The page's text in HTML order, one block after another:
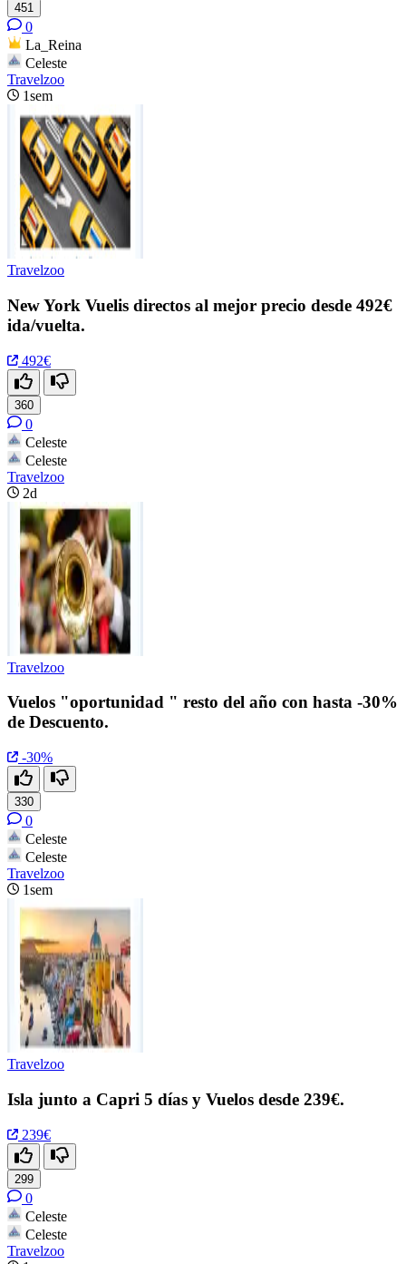
451
0
La_Reina
Celeste
Travelzoo
1sem
Travelzoo
New York Vuelis directos al mejor precio desde 492€
ida/vuelta.
492€
360
0
Celeste
Celeste
Travelzoo
2d
Travelzoo
Vuelos "oportunidad " resto del año con hasta -30%
de Descuento.
-30%
330
0
Celeste
Celeste
Travelzoo
1sem
Travelzoo
Isla junto a Capri 5 días y Vuelos desde 239€.
239€
299
0
Celeste
Celeste
Travelzoo